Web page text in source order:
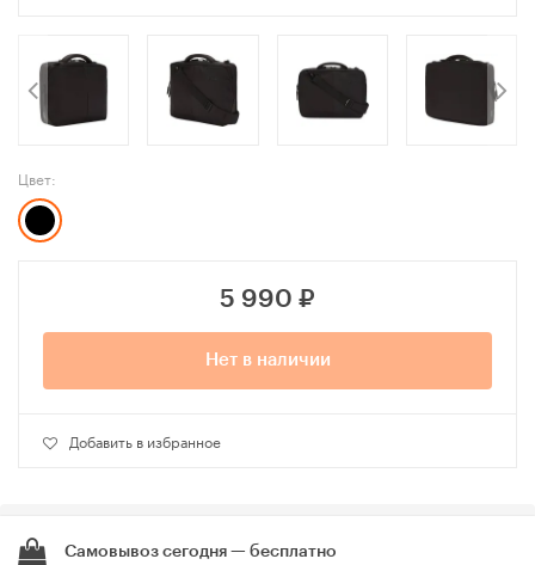
Цвет:
5 990 ₽
Нет в наличии
Добавить в избранное
Самовывоз сегодня — бесплатно